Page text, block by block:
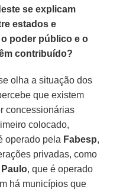
se explicam
estados e
poder público e o
contribuído?
olha a situação dos
que existem
concessionárias
colocado,
operado pela Fabesp,
privadas, como
, que é operado
há municípios que